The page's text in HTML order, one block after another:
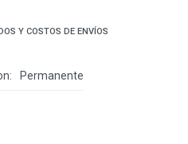
Y COSTOS DE ENVÍOS
Permanente